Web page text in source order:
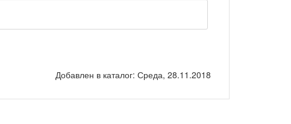
Добавлен в каталог: Среда, 28.11.2018